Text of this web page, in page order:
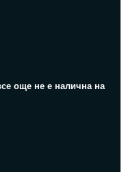
още не е налична на